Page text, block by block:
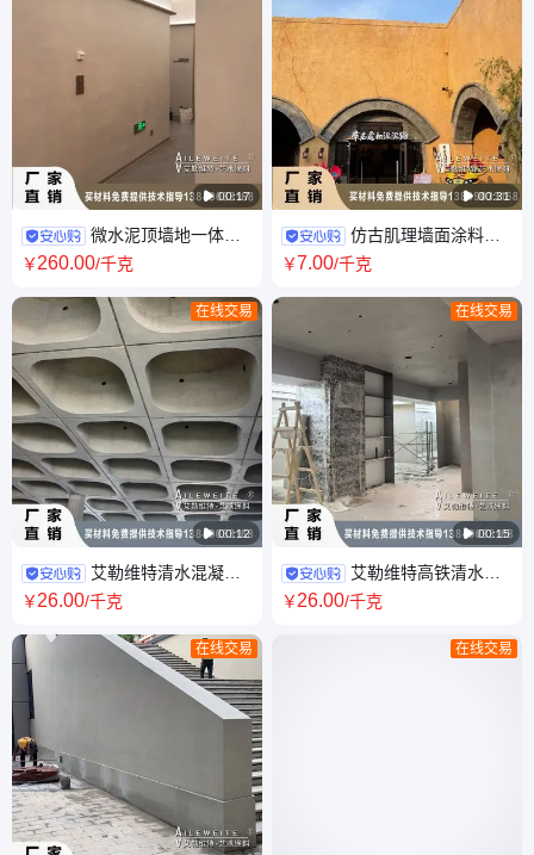
 00:17
微水泥顶墙地一体艺
术涂料艾勒维特水泥基墙面内
￥260.00/千克
 00:12
在线交易
艾勒维特清水混凝土
色差调整材 水性料色差缺陷修
￥26.00/千克
在线交易
 00:31
仿古肌理墙面涂料现
代夯土墙颗粒大小可选颜色可
￥7.00/千克
 00:15
在线交易
艾勒维特高铁清水墩
柱 桥墩混凝土保护剂色差调整
￥26.00/千克
在线交易